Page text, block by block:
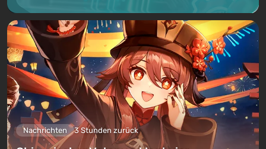
Nachrichten 3 Stunden zurück